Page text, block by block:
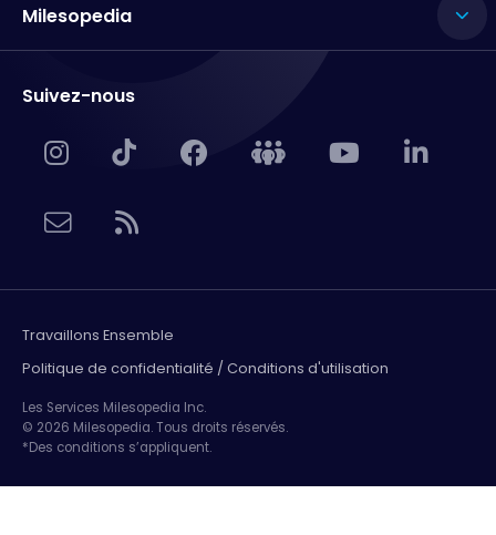
Milesopedia
Suivez-nous
Travaillons Ensemble
Politique de confidentialité / Conditions d'utilisation
Les Services Milesopedia Inc.
© 2026 Milesopedia. Tous droits réservés.
*Des conditions s’appliquent.